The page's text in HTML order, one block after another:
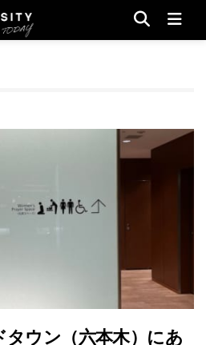
タウン（六本木）にあ